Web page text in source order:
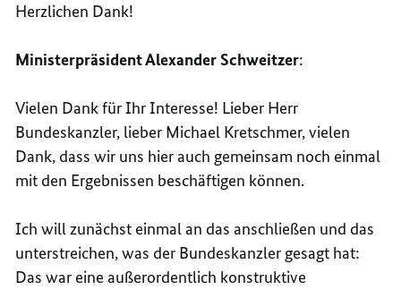
Herzlichen Dank!
Ministerpräsident Alexander Schweitzer:
Vielen Dank für Ihr Interesse! Lieber Herr
Bundeskanzler, lieber Michael Kretschmer, vielen
Dank, dass wir uns hier auch gemeinsam noch einmal
mit den Ergebnissen beschäftigen können.
Ich will zunächst einmal an das anschließen und das
unterstreichen, was der Bundeskanzler gesagt hat:
Das war eine außerordentlich konstruktive